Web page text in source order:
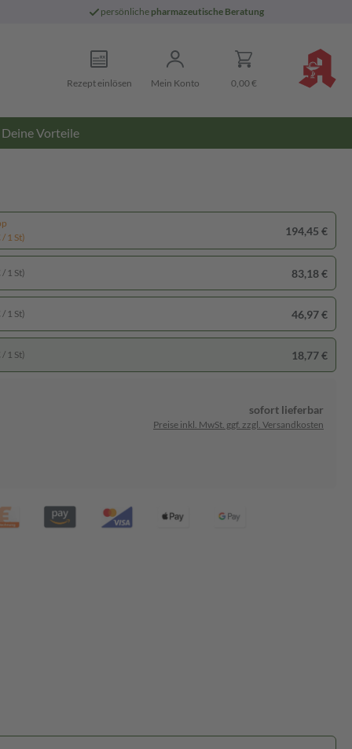
persönliche pharmazeutische Beratung
Rezept einlösen Mein Konto 0,00 €
Deine Vorteile
1 St)
194,45 €
1 St) 83,18 €
1 St) 46,97 €
1 St) 18,77 €
sofort lieferbar
Preise inkl. MwSt. ggf. zzgl. Versandkosten